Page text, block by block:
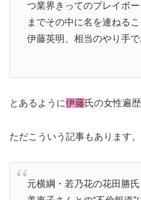
つ業界きってのプレイボ
までその中に名を連ねるこ
伊藤英明、相当のやり手で
とあるように伊藤氏の女性遍
ただこういう記事もあります。
元横綱・若乃花の花田勝